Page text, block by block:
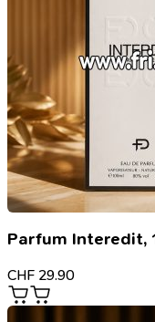
Parfum Interedit,
CHF 29.90